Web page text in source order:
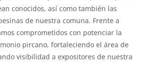
conocidos, así como también las
de nuestra comuna. Frente a
comprometidos con potenciar la
pircano, fortaleciendo el área de
visibilidad a expositores de nuestra